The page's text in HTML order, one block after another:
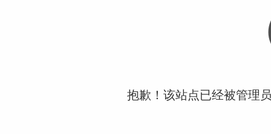
抱歉！该站点已经被管理